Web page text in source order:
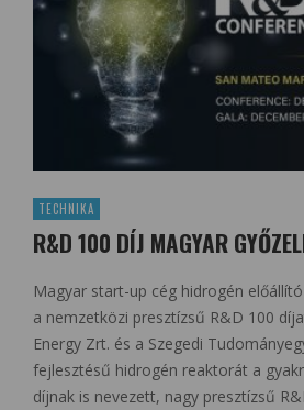
TECHNIKA
R&D 100 DÍJ MAGYAR
Magyar start-up cég hidrogén
a nemzetközi presztízsű R&D 100
Energy Zrt. és a Szegedi
fejlesztésű hidrogén reaktorát a
díjnak is nevezett, nagy presztízsű